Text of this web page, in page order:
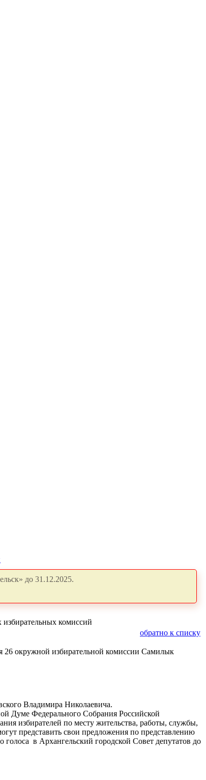
до 31.12.2025.
избирательных комиссий
обратно к списку
26 окружной избирательной комиссии Самилык
Владимира Николаевича.
Думе Федерального Собрания Российской
избирателей по месту жительства, работы, службы,
представить свои предложения по представлению
в Архангельский городской Совет депутатов до